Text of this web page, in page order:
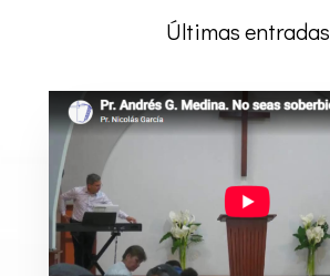
Últimas entradas